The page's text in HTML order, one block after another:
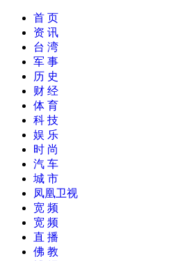
首 页
资 讯
台 湾
军 事
历 史
财 经
体 育
科 技
娱 乐
时 尚
汽 车
城 市
凤凰卫视
宽 频
宽 频
直 播
佛 教